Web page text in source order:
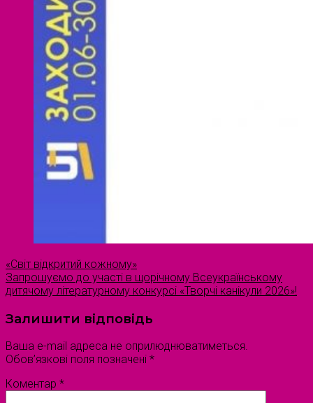
«Світ відкритий кожному»
Запрошуємо до участі в щорічному Всеукраїнському
дитячому літературному конкурсі «Творчі канікули 2026»!
Залишити відповідь
Ваша e-mail адреса не оприлюднюватиметься.
Обов’язкові поля позначені *
Коментар *